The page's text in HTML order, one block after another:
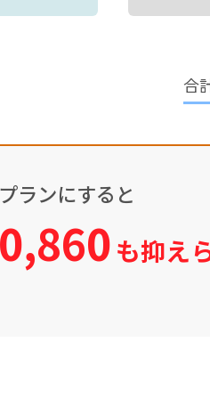
ランにすると
も抑え